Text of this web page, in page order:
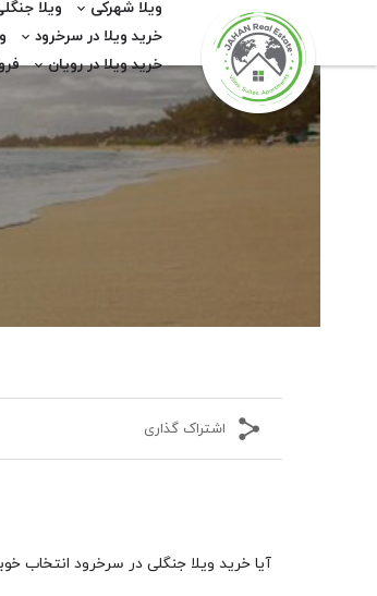
ویلا شهرکی ویلا
خرید ویلا در سرخرود
خرید ویلا در رویان
اشتراک گذاری
آیا خرید ویلا جنگلی در سرخرود انتخاب